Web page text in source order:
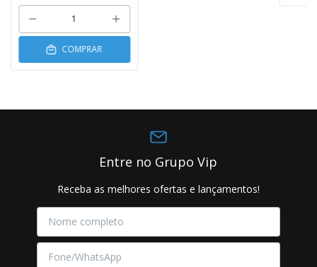
COMPRAR
Entre no Grupo Vip
Receba as melhores ofertas e lançamentos!